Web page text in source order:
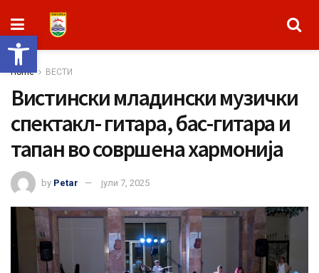
Open toolbar
Home ВЕСТИ
Вистински младински музички
спектакл- гитара, бас-гитара и
тапан во совршена хармонија
by Petar јули 7, 2025